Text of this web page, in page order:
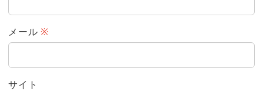
メール ※
サイト